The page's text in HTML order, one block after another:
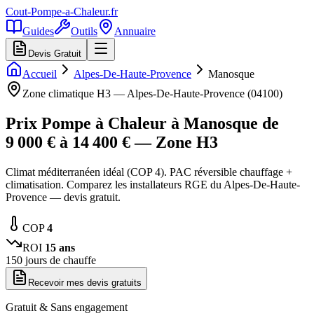
Cout-Pompe-a-Chaleur.fr
Guides
Outils Annuaire
Devis Gratuit
Accueil Alpes-De-Haute-Provence
Manosque
Zone climatique H3 — Alpes-De-Haute-Provence (04100)
Prix Pompe à Chaleur à Manosque de
9 000 € à 14 400 € — Zone H3
Climat méditerranéen idéal (COP 4). PAC réversible chauffage +
climatisation. Comparez les installateurs RGE du Alpes-De-Haute-
Provence — devis gratuit.
COP4
ROI 15 ans
150 jours de chauffe
Recevoir mes devis gratuits
Gratuit & Sans engagement